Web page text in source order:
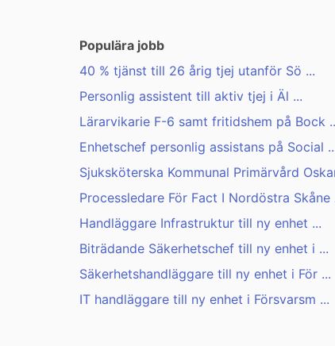
Populära jobb
40 % tjänst till 26 årig tjej utanför Sö ...
Personlig assistent till aktiv tjej i Äl ...
Lärarvikarie F-6 samt fritidshem på Bock
Enhetschef personlig assistans på Social
Sjuksköterska Kommunal Primärvård
Processledare För Fact I Nordöstra Skåne
Handläggare Infrastruktur till ny enhet ...
Biträdande Säkerhetschef till ny enhet i ...
Säkerhetshandläggare till ny enhet i För ...
IT handläggare till ny enhet i Försvarsm ...